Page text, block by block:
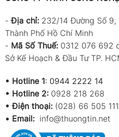
-Địa chỉ: 232/14 Đường Số 9,
Thành Phố Hồ Chí Minh
- Mã Số Thuế: 0312 076 692
Sở Kế Hoạch & Đầu Tư TP.
• Hotline 1: 0944 2222 14
• Hotline 2: 0928 218 268
• Điện thoại: (028) 66 505 111
• Email: info@thuongtin.net